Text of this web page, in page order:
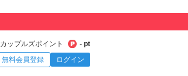
カップルズポイント
- pt
無料会員登録
ログイン